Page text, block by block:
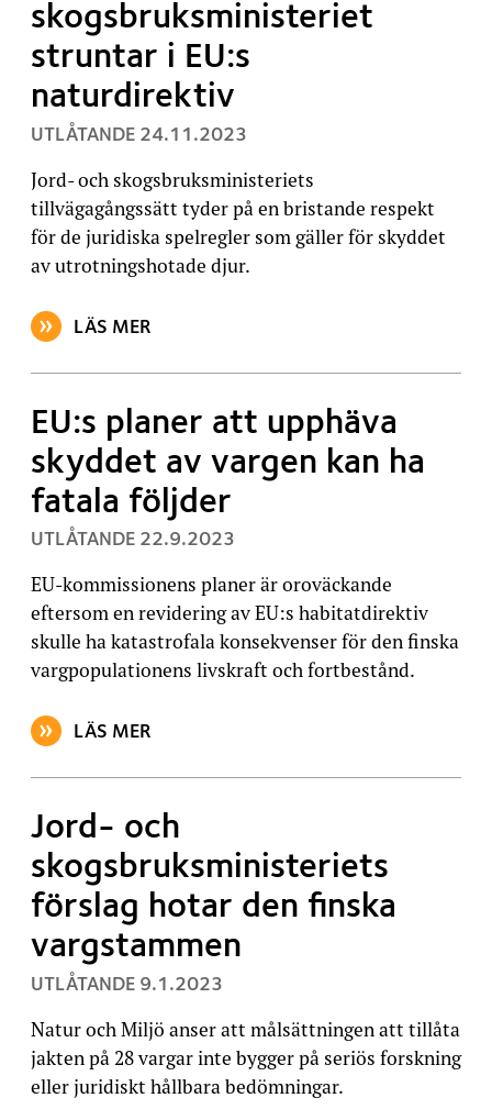
skogsbruksministeriet
struntar i EU:s
naturdirektiv
UTLÅTANDE , PUBLICERAT:
24.11.2023
Jord- och skogsbruksministeriets
tillvägagångssätt tyder på en bristande respekt
för de juridiska spelregler som gäller för skyddet
av utrotningshotade djur.
LÄS MER
OM ARTIKELN: JORD- OCH
EU:s planer att upphäva
skyddet av vargen kan ha
fatala följder
UTLÅTANDE , PUBLICERAT:
22.9.2023
EU-kommissionens planer är oroväckande
eftersom en revidering av EU:s habitatdirektiv
skulle ha katastrofala konsekvenser för den finska
vargpopulationens livskraft och fortbestånd.
LÄS MER
OM ARTIKELN: EU:S PLANER ATT UPPHÄVA
Jord- och
skogsbruksministeriets
förslag hotar den finska
vargstammen
UTLÅTANDE , PUBLICERAT:
9.1.2023
Natur och Miljö anser att målsättningen att tillåta
jakten på 28 vargar inte bygger på seriös forskning
eller juridiskt hållbara bedömningar.